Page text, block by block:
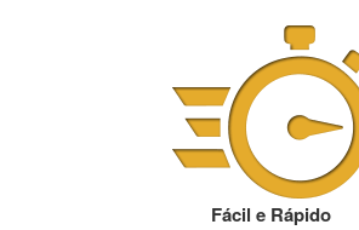
Fácil e Rápido